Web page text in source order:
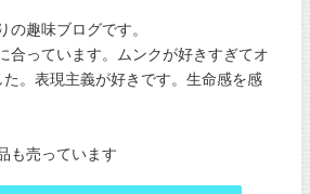
の趣味ブログです。
合っています。ムンクが好きすぎてオ
た。表現主義が好きです。生命感を感
も売っています